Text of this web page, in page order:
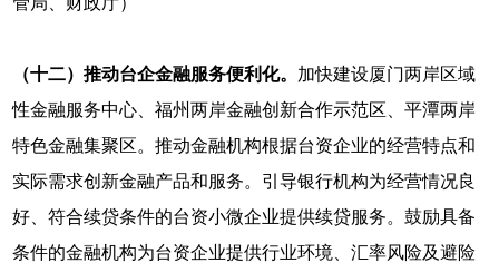
（十二）推动台企金融服务便利化。 加快建设厦门两岸区域
性金融服务中心、福州两岸金融创新合作示范区、平潭两岸
特色金融集聚区。推动金融机构根据台资企业的经营特点和
实际需求创新金融产品和服务。引导银行机构为经营情况良
好、符合续贷条件的台资小微企业提供续贷服务。鼓励具备
条件的金融机构为台资企业提供行业环境、汇率风险及避险